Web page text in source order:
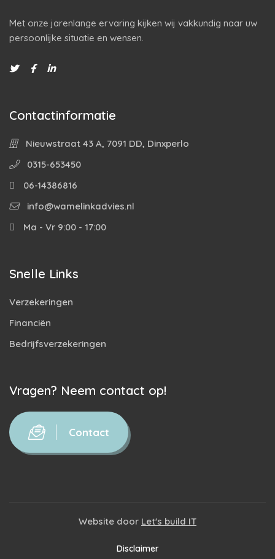
Met onze jarenlange ervaring kijken wij vakkundig naar uw
persoonlijke situatie en wensen.
Contactinformatie
Nieuwstraat 43 A, 7091 DD, Dinxperlo
0315-653450
06-14386816
info@wamelinkadvies.nl
Ma - Vr 9:00 - 17:00
Snelle Links
Verzekeringen
Financiën
Bedrijfsverzekeringen
Vragen? Neem contact op!
Contact
Website door Let's build IT
Disclaimer